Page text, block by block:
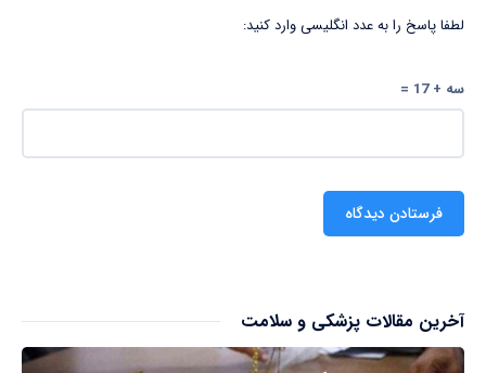
لطفا پاسخ را به عدد انگلیسی وارد کنید:
سه + 17 =
آخرین مقالات پزشکی و سلامت